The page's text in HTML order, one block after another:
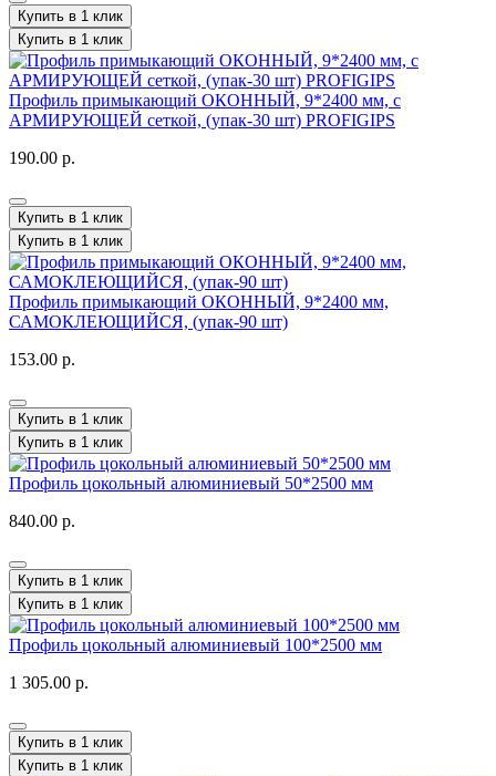
Купить в 1 клик
Купить в 1 клик
Профиль примыкающий ОКОННЫЙ, 9*2400 мм, с
АРМИРУЮЩЕЙ сеткой, (упак-30 шт) PROFIGIPS
190.00 р.
Купить в 1 клик
Купить в 1 клик
Профиль примыкающий ОКОННЫЙ, 9*2400 мм,
САМОКЛЕЮЩИЙСЯ, (упак-90 шт)
153.00 р.
Купить в 1 клик
Купить в 1 клик
Профиль цокольный алюминиевый 50*2500 мм
840.00 р.
Купить в 1 клик
Купить в 1 клик
Профиль цокольный алюминиевый 100*2500 мм
1 305.00 р.
Купить в 1 клик
Купить в 1 клик